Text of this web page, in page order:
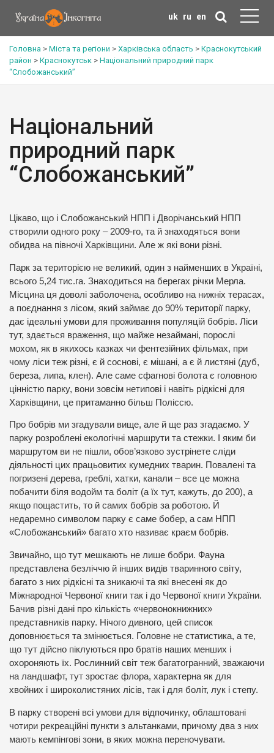
uk ru en
Головна > Міста та регіони > Харківська область > Краснокутський
район > Краснокутськ > Національний природний парк
“Слобожанський”
Національний
природний парк
“Слобожанський”
Цікаво, що і Слобожанський НПП і Дворічанський НПП
створили одного року – 2009-го, та й знаходяться вони
обидва на півночі Харківщини. Але ж які вони різні.
Парк за територією не великий, один з найменших в Україні,
всього 5,24 тис.га. Знаходиться на берегах річки Мерла.
Місцина ця доволі заболочена, особливо на нижніх терасах,
а поєднання з лісом, який займає до 90% території парку,
дає ідеальні умови для проживання популяцій бобрів. Ліси
тут, здається враження, що майже незаймані, порослі
мохом, як в якихось казках чи фентезійних фільмах, при
чому ліси теж різні, є й соснові, є мішані, а є й листяні (дуб,
береза, липа, клен). Але саме сфагнові болота є головною
цінністю парку, вони зовсім нетипові і навіть рідкісні для
Харківщини, це притаманно більш Поліссю.
Про бобрів ми згадували вище, але й ще раз згадаємо. У
парку розроблені екологічні маршрути та стежки. І яким би
маршрутом ви не пішли, обов’язково зустрінете сліди
діяльності цих працьовитих кумедних тварин. Повалені та
погризені дерева, греблі, хатки, канали – все це можна
побачити біля водойм та боліт (а їх тут, кажуть, до 200), а
якщо пощастить, то й самих бобрів за роботою. Й
недаремно символом парку є саме бобер, а сам НПП
«Слобожанський» багато хто називає краєм бобрів.
Звичайно, що тут мешкають не лише бобри. Фауна
представлена безліччю й інших видів тваринного світу,
багато з них рідкісні та зникаючі та які внесені як до
Міжнародної Червоної книги так і до Червоної книги України.
Бачив різні дані про кількість «червонокнижних»
представників парку. Нічого дивного, цей список
доповнюється та змінюється. Головне не статистика, а те,
що тут дійсно піклуються про братів наших менших і
охороняють їх. Рослинний світ теж багатогранний, зважаючи
на ландшафт, тут зростає флора, характерна як для
хвойних і широколистяних лісів, так і для боліт, лук і степу.
В парку створені всі умови для відпочинку, облаштовані
чотири рекреаційні пункти з альтанками, причому два з них
мають кемпінгові зони, в яких можна переночувати.